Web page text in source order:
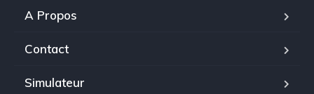
A Propos
Contact
Simulateur